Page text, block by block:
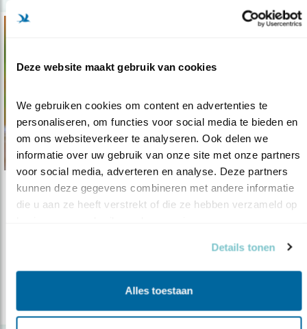
Deze website maakt gebruik van cookies
We gebruiken cookies om content en advertenties te
personaliseren, om functies voor social media te bieden en
om ons websiteverkeer te analyseren. Ook delen we
informatie over uw gebruik van onze site met onze partners
voor social media, adverteren en analyse. Deze partners
kunnen deze gegevens combineren met andere informatie
die u aan ze heeft verstrekt of die ze hebben verzameld op
Details tonen
Alles toestaan
Nieuws
Nationale Postcode Loterij steunt project